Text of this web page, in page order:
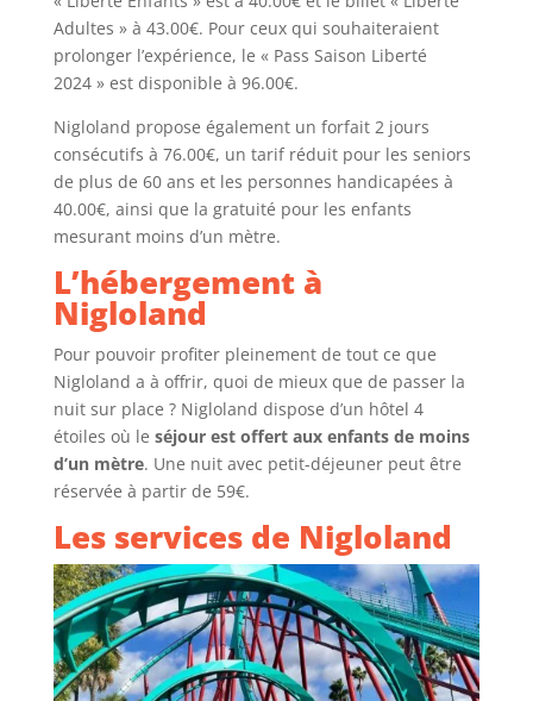
Adultes » à 43.00€. Pour ceux qui souhaiteraient
prolonger l’expérience, le « Pass Saison Liberté
2024 » est disponible à 96.00€.
Nigloland propose également un forfait 2 jours
consécutifs à 76.00€, un tarif réduit pour les seniors
de plus de 60 ans et les personnes handicapées à
40.00€, ainsi que la gratuité pour les enfants
mesurant moins d’un mètre.
L’hébergement à
Nigloland
Pour pouvoir profiter pleinement de tout ce que
Nigloland a à offrir, quoi de mieux que de passer la
nuit sur place ? Nigloland dispose d’un hôtel 4
étoiles où le séjour est offert aux enfants de moins
d’un mètre. Une nuit avec petit-déjeuner peut être
réservée à partir de 59€.
Les services de Nigloland